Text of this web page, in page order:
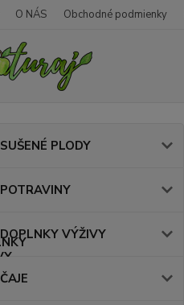
O NÁS Obchodné podmienky
SUŠENÉ PLODY
POTRAVINY
DOPLNKY VÝŽIVY
ČAJE